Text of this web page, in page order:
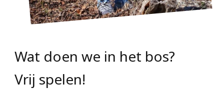
Wat doen we in het bos?
Vrij spelen!